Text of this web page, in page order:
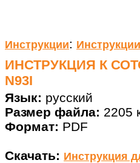
Инструкции:
ИНСТРУКЦИЯ К
N93I
Язык: русский
Размер файла: 2205
Формат: PDF
Скачать: Инструкция